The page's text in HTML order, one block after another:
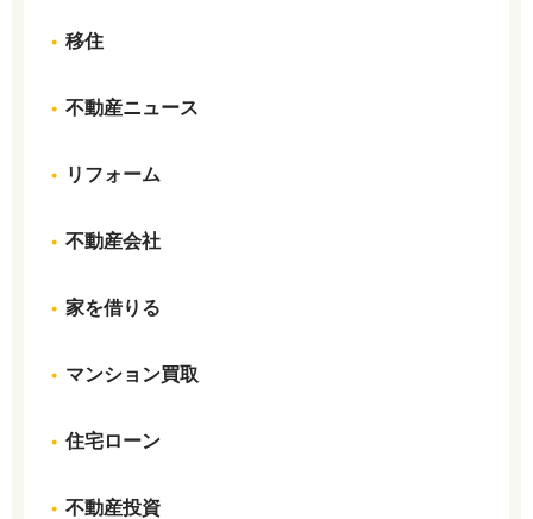
移住
不動産ニュース
リフォーム
不動産会社
家を借りる
マンション買取
住宅ローン
不動産投資